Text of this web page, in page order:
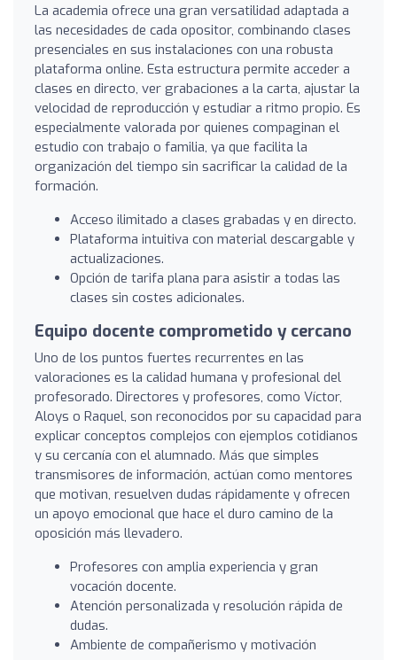
La academia ofrece una gran versatilidad adaptada a
las necesidades de cada opositor, combinando clases
presenciales en sus instalaciones con una robusta
plataforma online. Esta estructura permite acceder a
clases en directo, ver grabaciones a la carta, ajustar la
velocidad de reproducción y estudiar a ritmo propio. Es
especialmente valorada por quienes compaginan el
estudio con trabajo o familia, ya que facilita la
organización del tiempo sin sacrificar la calidad de la
formación.
Acceso ilimitado a clases grabadas y en directo.
Plataforma intuitiva con material descargable y
actualizaciones.
Opción de tarifa plana para asistir a todas las
clases sin costes adicionales.
Equipo docente comprometido y cercano
Uno de los puntos fuertes recurrentes en las
valoraciones es la calidad humana y profesional del
profesorado. Directores y profesores, como Víctor,
Aloys o Raquel, son reconocidos por su capacidad para
explicar conceptos complejos con ejemplos cotidianos
y su cercanía con el alumnado. Más que simples
transmisores de información, actúan como mentores
que motivan, resuelven dudas rápidamente y ofrecen
un apoyo emocional que hace el duro camino de la
oposición más llevadero.
Profesores con amplia experiencia y gran
vocación docente.
Atención personalizada y resolución rápida de
dudas.
Ambiente de compañerismo y motivación